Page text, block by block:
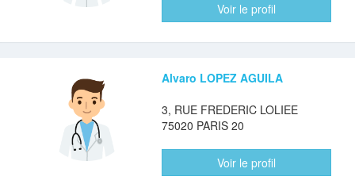
Voir le profil
Alvaro LOPEZ AGUILA
3, RUE FREDERIC LOLIEE
75020 PARIS 20
Voir le profil